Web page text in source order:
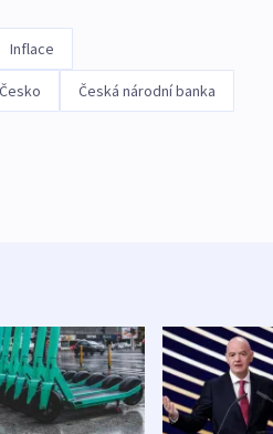
Inflace
Česko Česká národní banka